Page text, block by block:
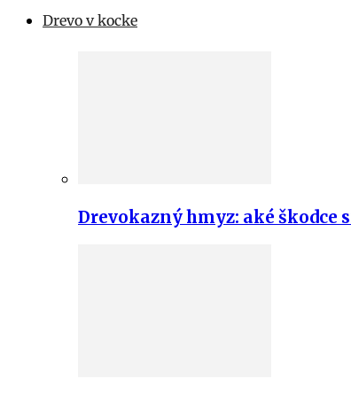
Drevo v kocke
Drevokazný hmyz: aké škodce